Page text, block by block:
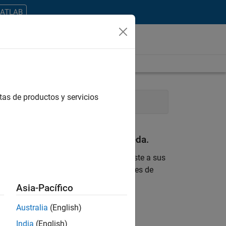
Product Marketing
con sus criterios de búsqueda.
ninguna vacante que se ajuste a sus
sobre nuevas oportunidades de
todos los empleos en su zona.
de productos y servicios
Asia-Pacífico
Australia (English)
India (English)